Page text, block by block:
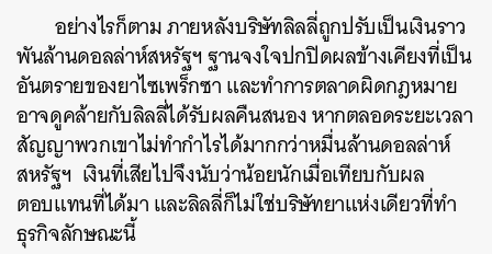
อย่างไรก็ตาม ภายหลังบริษัทลิลลี่ถูกปรับเป็นเงินราว
พันล้านดอลล่าห์สหรัฐฯ ฐานจงใจปกปิดผลข้างเคียงที่เป็น
อันตรายของยาไซเพร็กซา และทำการตลาดผิดกฎหมาย
อาจดูคล้ายกับลิลลี่ได้รับผลคืนสนอง หากตลอดระยะเวลา
สัญญาพวกเขาไม่ทำกำไรได้มากกว่าหมื่นล้านดอลล่าห์
สหรัฐฯ เงินที่เสียไปจึงนับว่าน้อยนักเมื่อเทียบกับผล
ตอบแทนที่ได้มา และลิลลี่ก็ไม่ใช่บริษัทยาแห่งเดียวที่ทำ
ธุรกิจลักษณะนี้